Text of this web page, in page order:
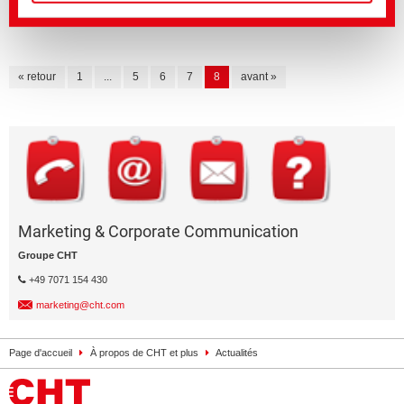
fields
« retour 1 ... 5 6 7 8 avant »
Marketing & Corporate Communication
Groupe CHT
+49 7071 154 430
marketing@cht.com
Page d'accueil À propos de CHT et plus Actualités